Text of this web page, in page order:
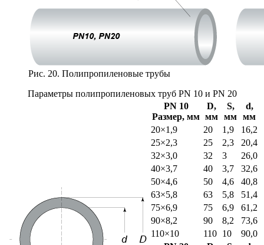
Рис. 20. Полипропиленовые трубы
Параметры полипропиленовых труб PN 10 и PN 20
PN 10
Размер, мм
D,
мм
S,
мм
d,
мм
20×1,9
20 1,9
16,2
25×2,3
25 2,3
20,4
32×3,0
32 3
26,0
40×3,7
40 3,7
32,6
50×4,6
50 4,6
40,8
63×5,8
63 5,8
51,4
75×6,9
75 6,9
61,2
90×8,2
90 8,2
73,6
110×10
110 10
90,0